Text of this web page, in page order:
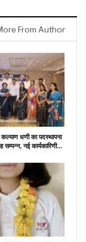
From Author
धणी का पदस्थापना
सम्पन्न, नई कार्यकारिणी…